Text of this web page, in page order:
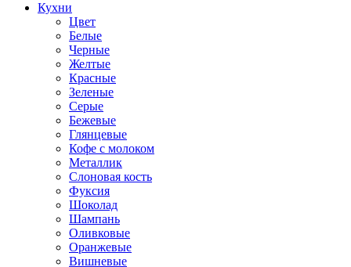
Кухни
Цвет
Белые
Черные
Желтые
Красные
Зеленые
Серые
Бежевые
Глянцевые
Кофе с молоком
Металлик
Слоновая кость
Фуксия
Шоколад
Шампань
Оливковые
Оранжевые
Вишневые